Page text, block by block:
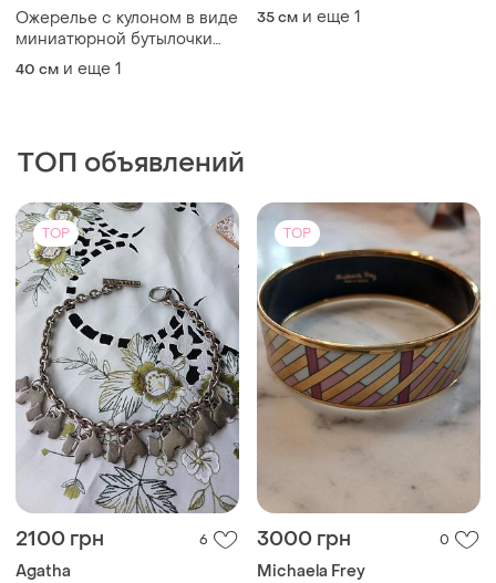
Ожерелье с кулоном в виде
миниатюрной бутылочки
желаний
40 см и еще 1
35 см и еще 1
ТОП объявлений
TOP
2100 грн 6
Agatha
TOP
3000 грн 0
Michaela Frey